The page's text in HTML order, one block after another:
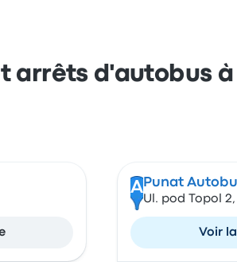
arrêts d'autobus
A Punat
Ul. pod Topol
Voir